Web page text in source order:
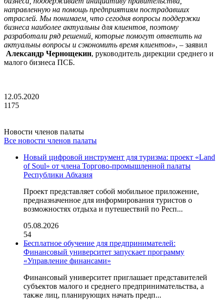
направленную на помощь предприятиям пострадавших
отраслей. Мы понимаем, что сегодня вопросы поддержки
бизнеса наиболее актуальны для клиентов, поэтому
разработали ряд решений, которые помогут ответить на
актуальны вопросы и сэкономить время клиентов», – заявил
Александр Чернощекин, руководитель дирекции среднего и
малого бизнеса ПСБ.
12.05.2020
1175
Новости членов палаты
Все новости членов палаты
Новый цифровой инструмент для туризма: проект «Land
of Soul» от члена Торгово-промышленной палаты
Республики Абхазия
Проект представляет собой мобильное приложение,
предназначенное для информирования туристов о
возможностях отдыха и путешествий по Респ...
05.08.2026
54
Бесплатное обучение для предпринимателей:
Финансовый университет запускает программу
«Управление финансами»
Финансовый университет приглашает представителей
субъектов малого и среднего предпринимательства, а
также лиц, планирующих начать предп...